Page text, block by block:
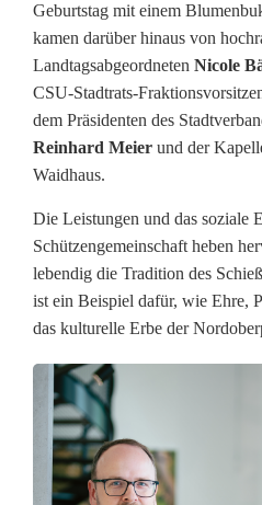
o
r
d
g
u
g
e
k
ü
Geburtstag mit einem
kamen darüber hinaus von
Landtagsabgeordneten Nicole
CSU-Stadtrats-
dem Präsidenten des
Reinhard Meier und der
Waidhaus.
Die Leistungen und das soziale
Schützengemeinschaft heben
lebendig die Tradition des
ist ein Beispiel dafür, wie Ehre,
das kulturelle Erbe der